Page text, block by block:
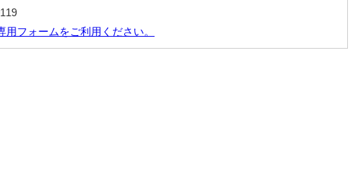
用フォームをご利用ください。